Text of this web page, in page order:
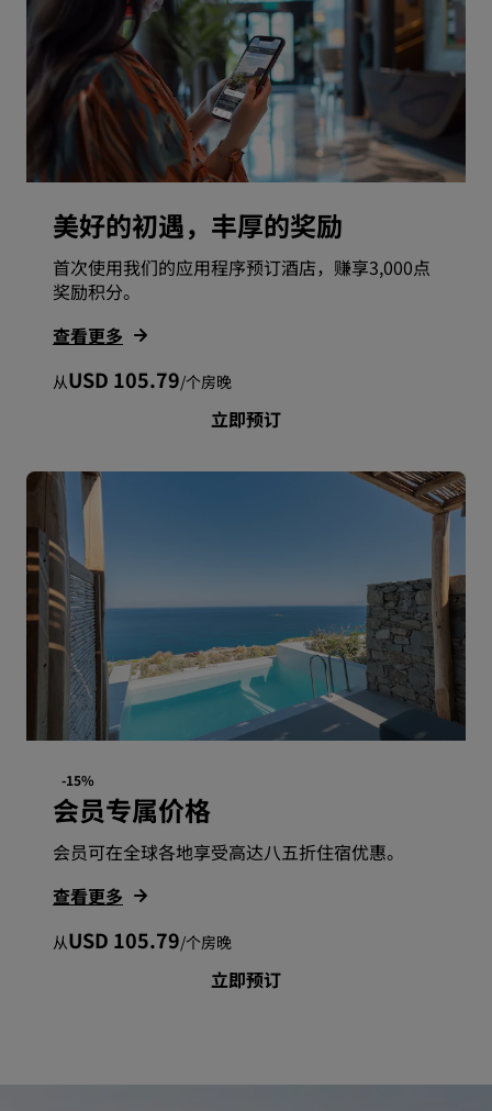
美好的初遇，丰厚的奖励
首次使用我们的应用程序预订酒店，赚享3,000点
奖励积分。
查看更多
从USD 105.79/个房晚
立即预订
-15%
会员专属价格
会员可在全球各地享受高达八五折住宿优惠。
查看更多
从USD 105.79/个房晚
立即预订